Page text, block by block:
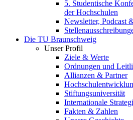
5. Studentische
der Hochschulen
Newsletter, Podcast
Die TU Braunschweig
Unser Profil
Ziele & Werte
Ordnungen und
Allianzen & Partner
Stiftungsuniversität
Internationale
Fakten & Zahlen